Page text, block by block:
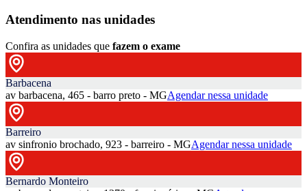
Atendimento nas unidades
Confira as unidades que fazem o exame
Barbacena
av barbacena, 465 - barro preto - MGAgendar nessa unidade
Barreiro
av sinfronio brochado, 923 - barreiro - MGAgendar nessa unidade
Bernardo Monteiro